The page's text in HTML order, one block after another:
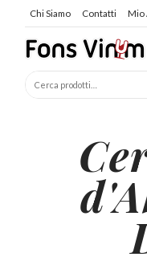
Chi Siamo Contatti Mio